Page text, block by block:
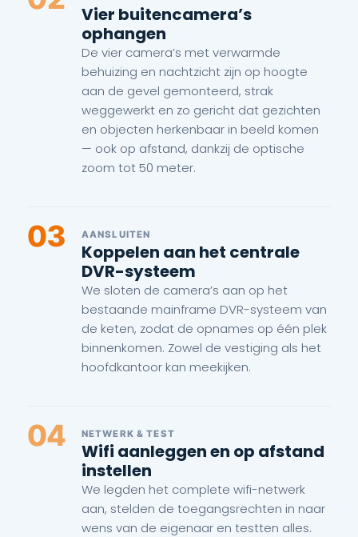
Vier buitencamera’s
ophangen
De vier camera’s met verwarmde
behuizing en nachtzicht zijn op hoogte
aan de gevel gemonteerd, strak
weggewerkt en zo gericht dat gezichten
en objecten herkenbaar in beeld komen
— ook op afstand, dankzij de optische
zoom tot 50 meter.
03 AANSLUITEN
Koppelen aan het centrale
DVR-systeem
We sloten de camera’s aan op het
bestaande mainframe DVR-systeem van
de keten, zodat de opnames op één plek
binnenkomen. Zowel de vestiging als het
hoofdkantoor kan meekijken.
04 NETWERK & TEST
Wifi aanleggen en op afstand
instellen
We legden het complete wifi-netwerk
aan, stelden de toegangsrechten in naar
wens van de eigenaar en testten alles.